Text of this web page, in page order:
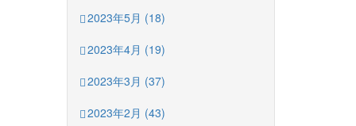
2023年5月 (18)
2023年4月 (19)
2023年3月 (37)
2023年2月 (43)